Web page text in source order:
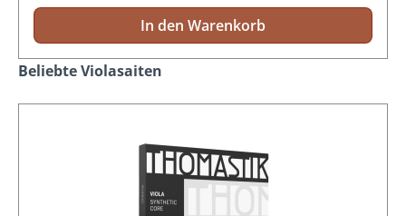
In den Warenkorb
Produktgalerie überspringen
Beliebte Violasaiten